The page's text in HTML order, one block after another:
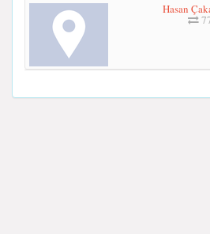
Hasan